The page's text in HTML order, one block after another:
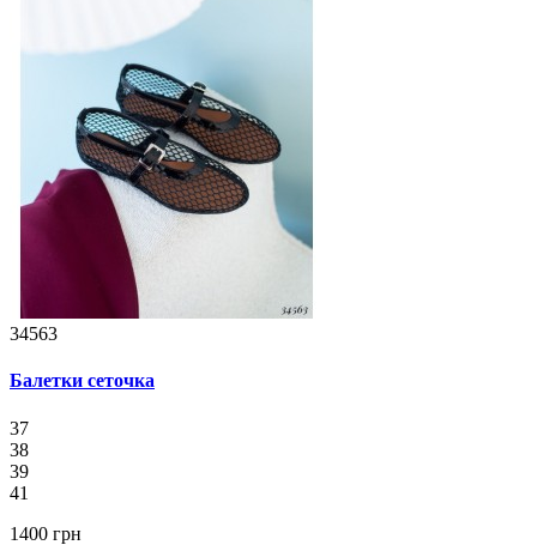
34563
Балетки сеточка
37
38
39
41
1400 грн